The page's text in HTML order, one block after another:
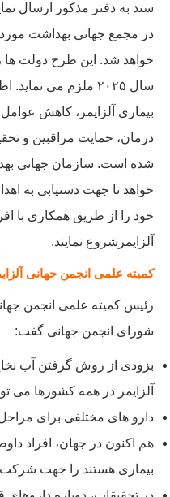
سند به دفتر مذکور ارسال
در مجمع جهانی بهداشت
خواهد شد. این طرح دولت ها
سال ۲۰۲۵ ملزم می
بیماری آلزایمر، کاهش
درمان، حمایت مراقبین و
شده است. سازمان جهانی
خواهد تا جهت دستیابی به
خود را از طریق همکاری با
آلزایمرشروع نمایند.
کمیته علمی انجمن جهانی
رئیس کمیته علمی انجمن
شورای انجمن جهانی گفت:
بزودی از روش گرفتن آب
آلزایمر در همه کشورها می
دارو های مختلفی برای
هم اکنون در جهان، افراد
بیماری هستند را جهت شرکت